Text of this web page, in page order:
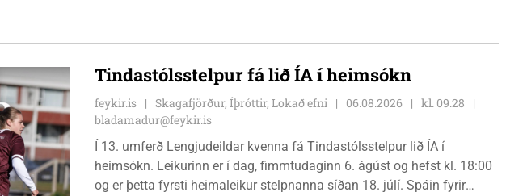
bæjarbúar og aðrir gestir eru hvött til þess að kíkja við og styðja
Tindastólsstelpur fá lið ÍA í heimsókn
feykir.is Skagafjörður, Íþróttir, Lokað efni 06.08.2026
kl. 09.28
bladamadur@feykir.is
Í 13. umferð Lengjudeildar kvenna fá Tindastólsstelpur lið ÍA í
heimsókn. Leikurinn er í dag, fimmtudaginn 6. ágúst og hefst kl. 18:00
og er þetta fyrsti heimaleikur stelpnanna síðan 18. júlí. Spáin fyrir